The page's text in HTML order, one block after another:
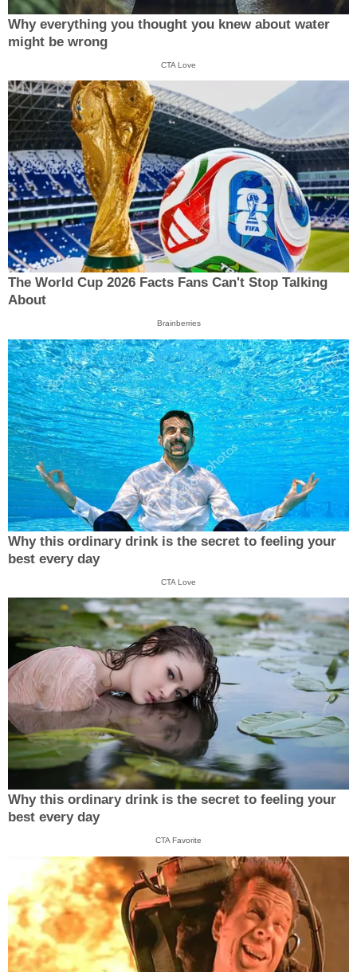
Why everything you thought you knew about water
might be wrong
CTA Love
The World Cup 2026 Facts Fans Can't Stop Talking
About
Brainberries
Why this ordinary drink is the secret to feeling your
best every day
CTA Love
Why this ordinary drink is the secret to feeling your
best every day
CTA Favorite